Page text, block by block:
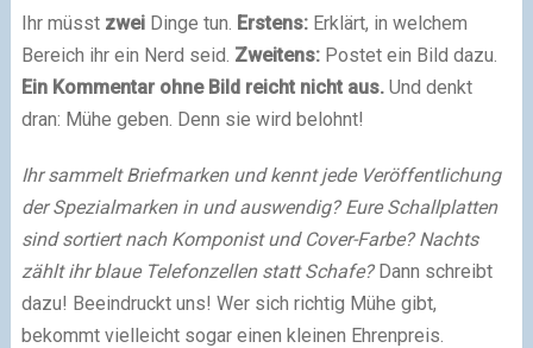
Ihr müsst zweiDinge tun. Erstens:Erklärt, in welchem
Bereich ihr ein Nerd seid. Zweitens:Postet ein Bild dazu.
Ein Kommentar ohne Bild reicht nicht aus.Und denkt
dran: Mühe geben. Denn sie wird belohnt!
Ihr sammelt Briefmarken und kennt jede Veröffentlichung
der Spezialmarken in und auswendig? Eure Schallplatten
sind sortiert nach Komponist und Cover-Farbe? Nachts
zählt ihr blaue Telefonzellen statt Schafe?Dann schreibt
dazu! Beeindruckt uns! Wer sich richtig Mühe gibt,
bekommt vielleicht sogar einen kleinen Ehrenpreis.